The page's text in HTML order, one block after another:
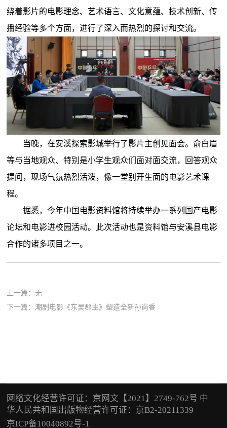
绕着影片的电影理念、艺术语言、文化意蕴、技术创新、传
播经验等多个方面，进行了深入而热烈的探讨和交流。
当晚，在安溪探索影城举行了影片主创见面会。俞白眉
等与当地观众、特别是小学生观众们面对面交流，回答观众
提问，现场气氛热烈活泼，像一堂别开生面的电影艺术课
程。
据悉，今年中国电影资料馆将持续举办一系列国产电影
论坛和电影进校园活动。此次活动也是资料馆与安溪县电影
合作的诸多项目之一。
上一篇：无
下一篇： 潮剧电影《东吴郡主》塑造全新孙尚香
网络文化经营许可证：京网文【2021】2749-762号 中
华人民共和国出版物经营许可证：京B2-20211339
京ICP备10040892号-1